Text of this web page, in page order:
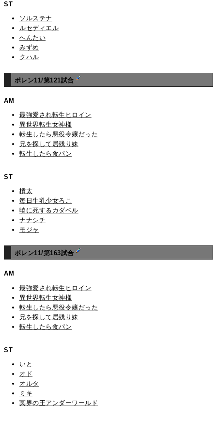
ST
ソルステナ
ルセディエル
へんたい
みずめ
クハル
ポレン11/第121試合
AM
最強愛され転生ヒロイン
異世界転生女神様
転生したら悪役令嬢だった
兄を探して居残り妹
転生したら食パン
ST
槓太
毎日牛乳少女ろこ
暁に死するカダベル
ナナシチ
モジャ
ポレン11/第163試合
AM
最強愛され転生ヒロイン
異世界転生女神様
転生したら悪役令嬢だった
兄を探して居残り妹
転生したら食パン
ST
いと
オド
オルタ
ミキ
冥界の王アンダーワールド